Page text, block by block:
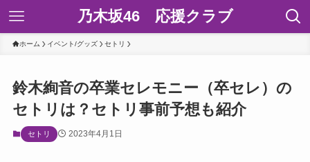
乃木坂46 応援クラブ
ホーム イベント/グッズ セトリ
鈴木絢音の卒業セレモニー（卒セレ）の
セトリは？セトリ事前予想も紹介
セトリ 2023年4月1日